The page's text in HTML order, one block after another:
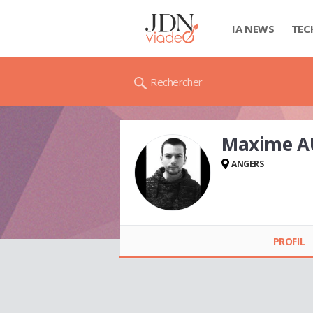
IA NEWS
Rechercher
Maxime
ANGERS
PROFIL